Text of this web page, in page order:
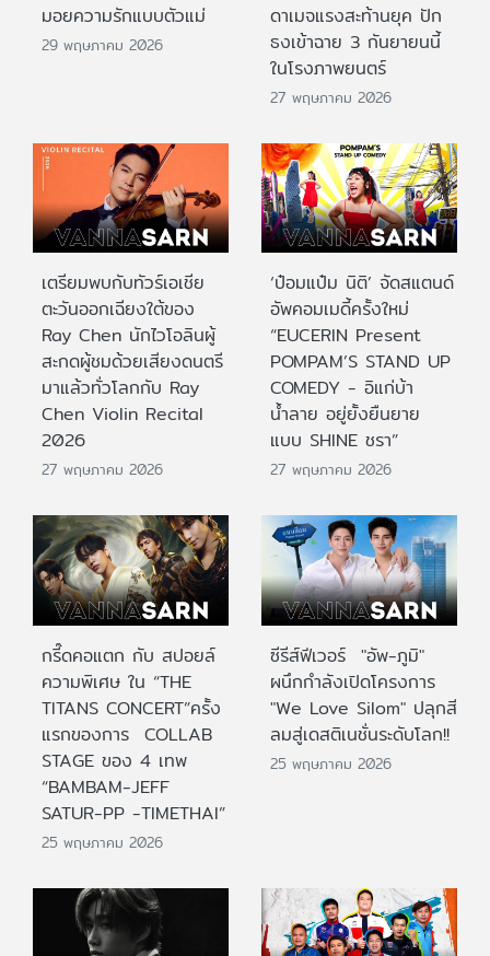
มอยความรักแบบตัวแม่
29 พฤษภาคม 2026
ดาเมจแรงสะท้านยุค ปัก
ธงเข้าฉาย 3 กันยายนนี้
ในโรงภาพยนตร์
27 พฤษภาคม 2026
เตรียมพบกับทัวร์เอเชีย
ตะวันออกเฉียงใต้ของ
Ray Chen นักไวโอลินผู้
สะกดผู้ชมด้วยเสียงดนตรี
มาแล้วทั่วโลกกับ Ray
Chen Violin Recital
2026
27 พฤษภาคม 2026
‘ป๋อมแป๋ม นิติ’ จัดสแตนด์
อัพคอมเมดี้ครั้งใหม่
“EUCERIN Present
POMPAM’S STAND UP
COMEDY - อิแก่บ้า
น้ำลาย อยู่ยั้งยืนยาย
แบบ SHINE ชรา”
27 พฤษภาคม 2026
กรี๊ดคอแตก กับ สปอยล์
ความพิเศษ ใน “THE
TITANS CONCERT”ครั้ง
แรกของการ COLLAB
STAGE ของ 4 เทพ
“BAMBAM-JEFF
SATUR-PP -TIMETHAI”
25 พฤษภาคม 2026
ซีรีส์ฟีเวอร์ "อัพ-ภูมิ"
ผนึกกำลังเปิดโครงการ
"We Love Silom" ปลุกสี
ลมสู่เดสติเนชั่นระดับโลก!!
25 พฤษภาคม 2026